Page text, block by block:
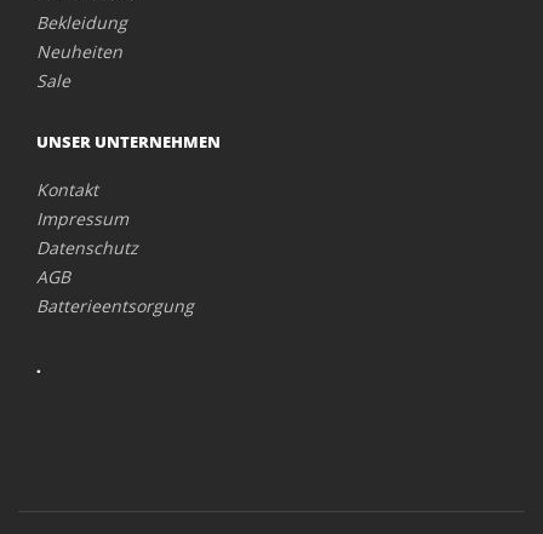
Bekleidung
Neuheiten
Sale
UNSER UNTERNEHMEN
Kontakt
Impressum
Datenschutz
AGB
Batterieentsorgung
.